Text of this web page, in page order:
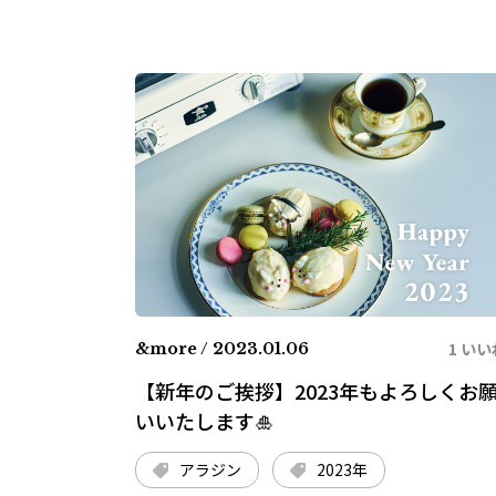
&more / 2023.01.06 1 い
【新年のご挨拶】2023年もよろしくお
いいたします🎍
アラジン 2023年